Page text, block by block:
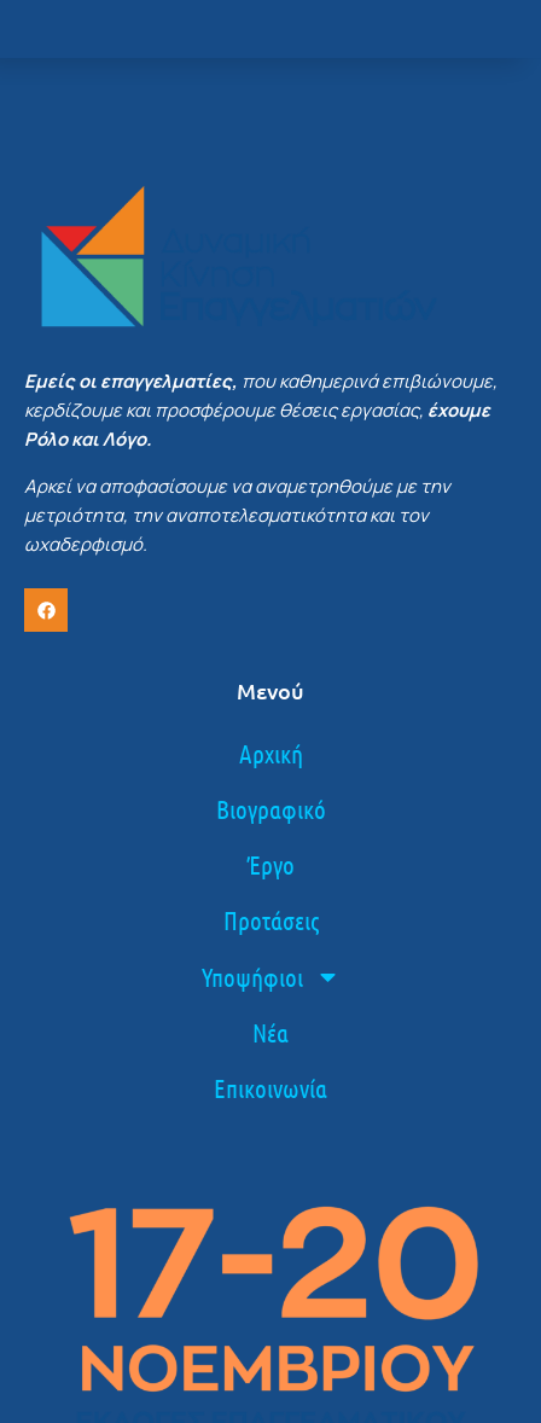
Εμείς οι επαγγελματίες, που καθημερινά επιβιώνουμε,
κερδίζουμε και προσφέρουμε θέσεις εργασίας, έχουμε
Ρόλο και Λόγο.
Αρκεί να αποφασίσουμε να αναμετρηθούμε με την
μετριότητα, την αναποτελεσματικότητα και τον
ωχαδερφισμό.
Μενού
Αρχική
Βιογραφικό
Έργο
Προτάσεις
Υποψήφιοι
Νέα
Επικοινωνία